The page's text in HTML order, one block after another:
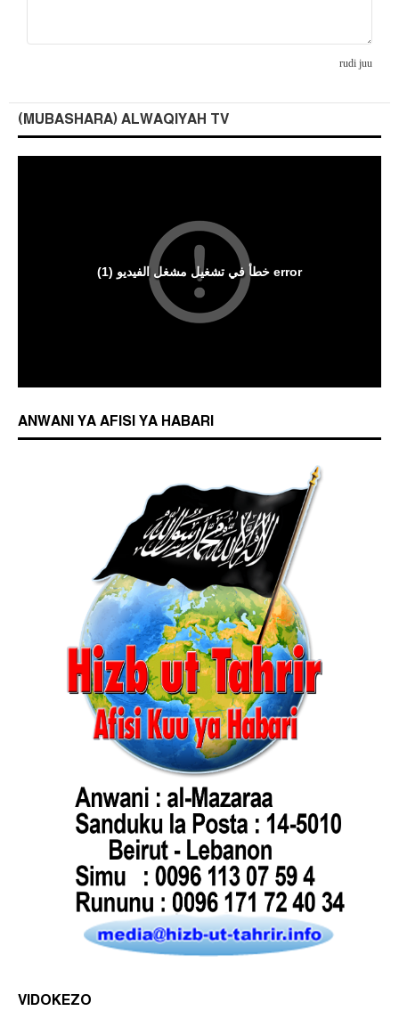
rudi juu
(MUBASHARA) ALWAQIYAH TV
ANWANI YA AFISI YA HABARI
VIDOKEZO